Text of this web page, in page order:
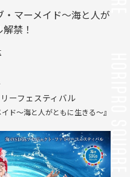
マーメイド～海と人が
禁！
ーフェスティバル
ド～海と人がともに生きる～』